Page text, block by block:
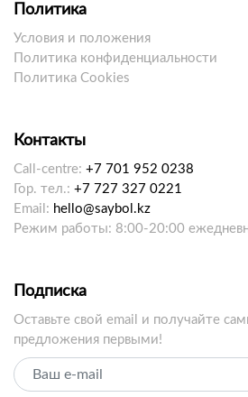
Политика
Условия и положения
Политика конфиденциальности
Политика Cookies
Контакты
Call-centre: +7 701 952 0238
Гор. тел.: +7 727 327 0221
Email: hello@saybol.kz
Режим работы: 8:00-20:00
Подписка
Оставьте свой email и получайте
предложения первыми!